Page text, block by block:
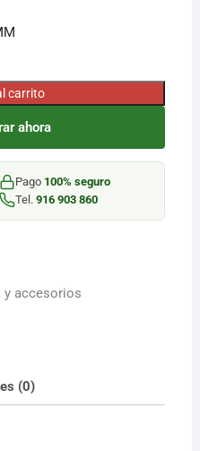
carrito
ahora
Pago 100% seguro
Tel. 916 903 860
y accesorios
(0)